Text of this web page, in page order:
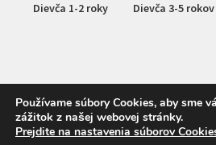
Dievča 1-2 roky Dievča 3-5 rokov
© MojDrobec.sk 2026
Používame súbory Cookies, aby sme
zážitok z našej webovej stránky.
Prejdite na nastavenia súborov